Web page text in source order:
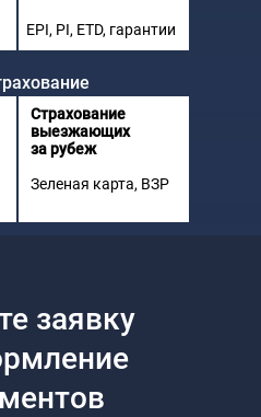
Страхование
выезжающих
за рубеж
Зеленая карта, ВЗР
EPI, PI, ETD, гарантии
заявку